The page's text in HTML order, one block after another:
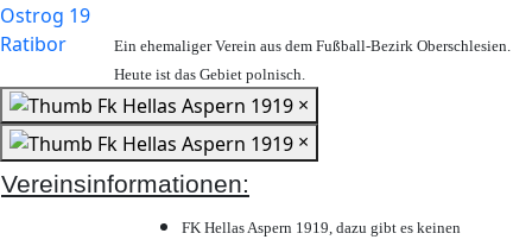
Ein ehemaliger Verein aus dem Fußball-Bezirk Oberschlesien.
Heute ist das Gebiet polnisch.
×
×
Vereinsinformationen:
FK Hellas Aspern 1919, dazu gibt es keinen